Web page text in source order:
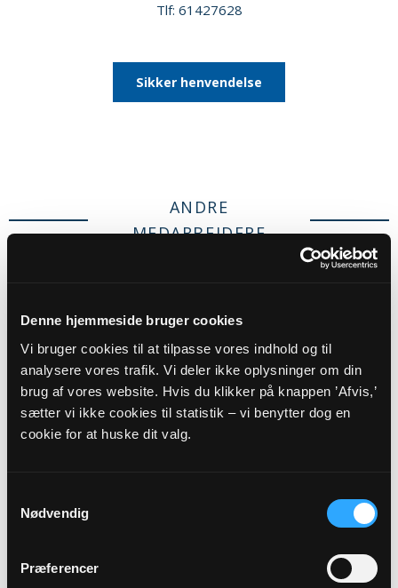
Denne hjemmeside bruger cookies
Vi bruger cookies til at tilpasse vores indhold og til
analysere vores trafik. Vi deler ikke oplysninger om din
brug af vores website. Hvis du klikker på knappen ’Afvis,’
sætter vi ikke cookies til statistik – vi benytter dog en
cookie for at huske dit valg.
Nødvendig
Præferencer
Tlf: 61427628
Sikker henvendelse
ANDRE
MEDARBEJDERE